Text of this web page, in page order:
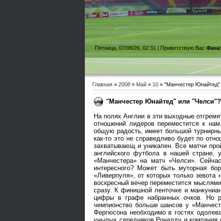
Пятница, 07/08/26, 02:31 | Приветствую Вас
Главная » 2008 » Май » 10 » "Манчестер
"Манчестер Юнайтед" или
На полях Англии в эти выходные
отношений лидеров переместится к
общую радость, имеет большой
как-то это не справедливо будет по
захватывающ и уникален. Все матчи
английского футбола в нашей стране,
«Манчестера» на матч «Челси».
интересного? Может быть муторная
«Ливерпуля», от которых только
воскресный вечер переместится
сразу. К финишной ленточке и
цифры в графе набранных очков. Но
чемпионство больше шансов у
Фергюсона необходимо в гостях